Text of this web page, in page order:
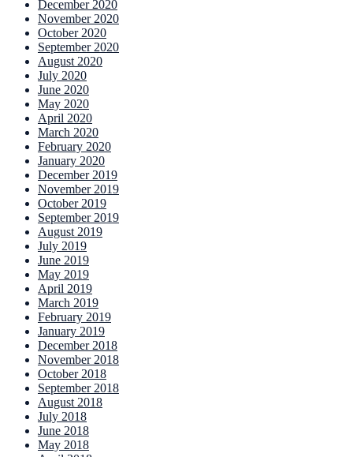
December 2020
November 2020
October 2020
September 2020
August 2020
July 2020
June 2020
May 2020
April 2020
March 2020
February 2020
January 2020
December 2019
November 2019
October 2019
September 2019
August 2019
July 2019
June 2019
May 2019
April 2019
March 2019
February 2019
January 2019
December 2018
November 2018
October 2018
September 2018
August 2018
July 2018
June 2018
May 2018